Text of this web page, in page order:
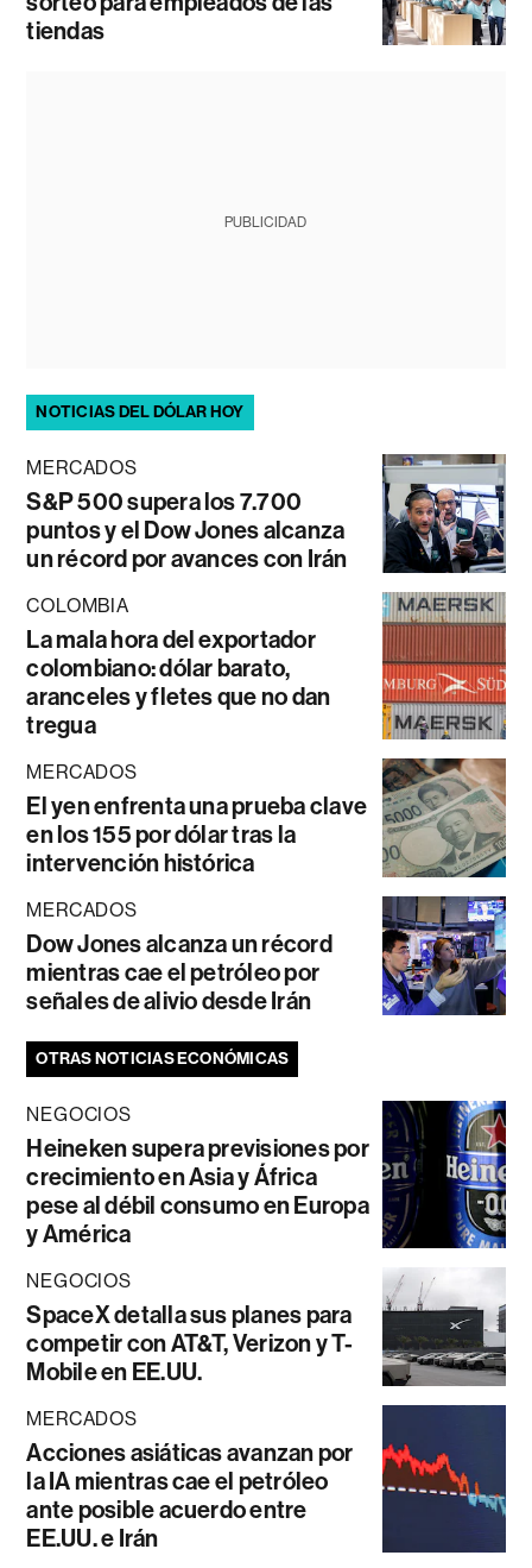
tiendas
PUBLICIDAD
NOTICIAS DEL DÓLAR HOY
MERCADOS
S&P 500 supera los 7.700
puntos y el Dow Jones alcanza
un récord por avances con Irán
COLOMBIA
La mala hora del exportador
colombiano: dólar barato,
aranceles y fletes que no dan
tregua
MERCADOS
El yen enfrenta una prueba clave
en los 155 por dólar tras la
intervención histórica
MERCADOS
Dow Jones alcanza un récord
mientras cae el petróleo por
señales de alivio desde Irán
OTRAS NOTICIAS ECONÓMICAS
NEGOCIOS
Heineken supera previsiones por
crecimiento en Asia y África
pese al débil consumo en Europa
y América
NEGOCIOS
SpaceX detalla sus planes para
competir con AT&T, Verizon y T-
Mobile en EE.UU.
MERCADOS
Acciones asiáticas avanzan por
la IA mientras cae el petróleo
ante posible acuerdo entre
EE.UU. e Irán